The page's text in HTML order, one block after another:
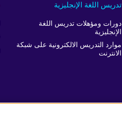
تدريس اللغة الإنجليزية
دورات ومؤهلات تدريس اللغة
الإنجليزية
موارد التدريس الالكترونية على شبكة
الانترنت